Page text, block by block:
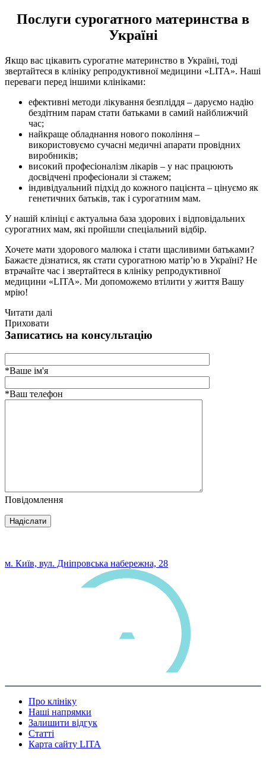
Послуги сурогатного материнства в
Україні
Якщо вас цікавить сурогатне материнство в Україні, тоді
звертайтеся в клініку репродуктивної медицини «LITA». Наші
переваги перед іншими клініками:
ефективні методи лікування безпліддя – даруємо надію
бездітним парам стати батьками в самий найближчий
час;
найкраще обладнання нового покоління –
використовуємо сучасні медичні апарати провідних
виробників;
високий професіоналізм лікарів – у нас працюють
досвідчені професіонали зі стажем;
індивідуальний підхід до кожного пацієнта – цінуємо як
генетичних батьків, так і сурогатним мам.
У нашій клініці є актуальна база здорових і відповідальних
сурогатних мам, які пройшли спеціальний відбір.
Хочете мати здорового малюка і стати щасливими батьками?
Бажаєте дізнатися, як стати сурогатною матір’ю в Україні? Не
втрачайте час і звертайтеся в клініку репродуктивної
медицини «LITA». Ми допоможемо втілити у життя Вашу
мрію!
Читати далі
Приховати
Записатись на консультацію
*Ваше ім'я
*Ваш телефон
Повідомлення
м. Київ, вул. Дніпровська набережна, 28
Про клініку
Наші напрямки
Залишити відгук
Статті
Карта сайту LITA